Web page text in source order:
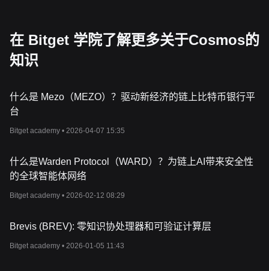
在 Bitget 学院了解更多关于Cosmos的
知识
什么是 Mezo（MEZO）？驱动新经济的链上比特币银行平
台
Bitget academy • 2026-04-07 15:35
什么是Warden Protocol（WARD）？为链上AI带来安全性
的全球智能体网络
Bitget academy • 2026-02-12 08:29
Brevis (BREV): 零知识协处理器和可验证计算层
Bitget academy • 2026-01-05 11:43